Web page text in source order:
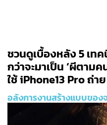
ชวนดูเบื้องหลัง 5 เ
กว่าจะมาเป็น ‘ผีตาม
ใช้ iPhone13 Pro ถ่าย
อลังการงานสร้างแบบของ